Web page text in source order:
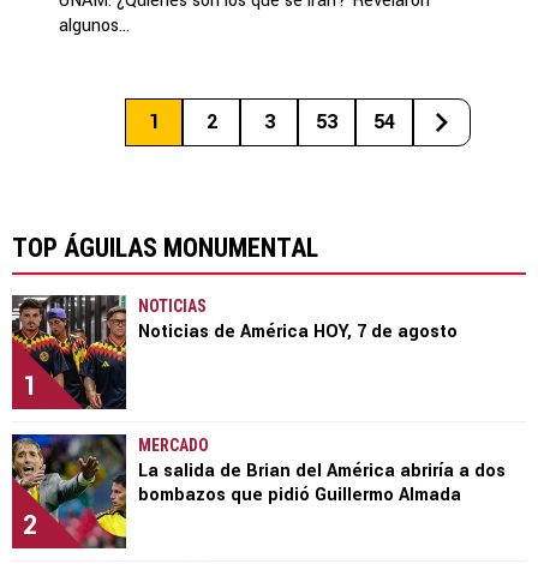
algunos...
1 2 3 53 54
TOP ÁGUILAS MONUMENTAL
1
NOTICIAS
Noticias de América HOY, 7 de agosto
2
MERCADO
La salida de Brian del América abriría a dos
bombazos que pidió Guillermo Almada